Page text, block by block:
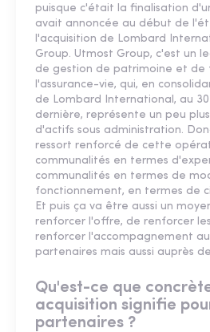
puisque c'était la finalisation
avait annoncée au début de
l'acquisition de Lombard
Group. Utmost Group, c'est un
de gestion de patrimoine et de
l'assurance-vie, qui, en
de Lombard International, au
dernière, représente un peu
d'actifs sous administration.
ressort renforcé de cette
communalités en termes
communalités en termes de
fonctionnement, en termes de
Et puis ça va être aussi un
renforcer l'offre, de renforcer
renforcer l'accompagnement
partenaires mais aussi auprès
Qu'est-ce que
acquisition signifie
partenaires ?